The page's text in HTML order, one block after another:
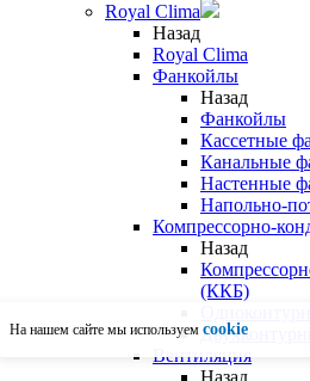
Royal Clima
Назад
Royal Clima
Фанкойлы
Назад
Фанкойлы
Кассетные
Канальные
Настенные
Напольно-
Компрессорно-
Назад
(ККБ)
Вентиляция
Назад
На нашем сайте мы используем cookie